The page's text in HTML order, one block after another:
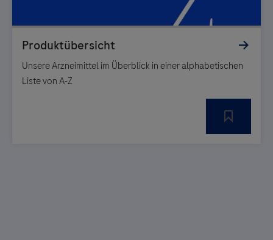
Unsere Arzneimittel im Überblick in einer alphabetischen
Liste von A-Z